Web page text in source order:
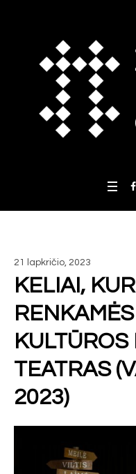
21 lapkričio, 2023
KELIAI,
TEATRAS
2023)